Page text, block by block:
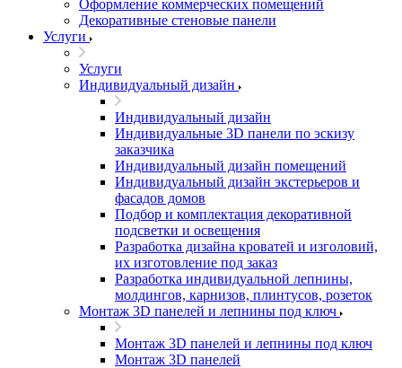
Оформление коммерческих помещений
Декоративные стеновые панели
Услуги
Услуги
Индивидуальный дизайн
Индивидуальный дизайн
Индивидуальные 3D панели по эскизу
заказчика
Индивидуальный дизайн помещений
Индивидуальный дизайн экстерьеров и
фасадов домов
Подбор и комплектация декоративной
подсветки и освещения
Разработка дизайна кроватей и изголовий,
их изготовление под заказ
Разработка индивидуальной лепнины,
молдингов, карнизов, плинтусов, розеток
Монтаж 3D панелей и лепнины под ключ
Монтаж 3D панелей и лепнины под ключ
Монтаж 3D панелей